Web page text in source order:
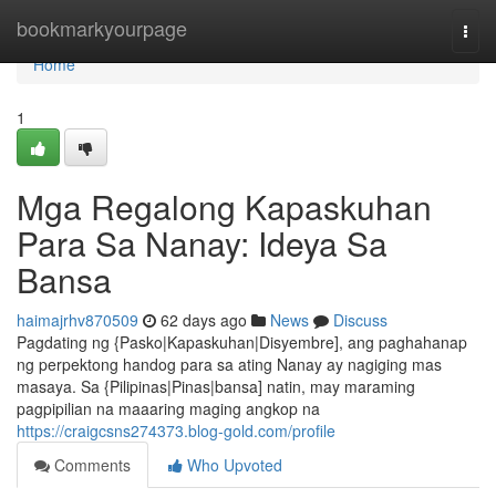
bookmarkyourpage
Home
Home
1
Mga Regalong Kapaskuhan
Para Sa Nanay: Ideya Sa
Bansa
haimajrhv870509 62 days ago News
Discuss
Pagdating ng {Pasko|Kapaskuhan|Disyembre], ang paghahanap
ng perpektong handog para sa ating Nanay ay nagiging mas
masaya. Sa {Pilipinas|Pinas|bansa] natin, may maraming
pagpipilian na maaaring maging angkop na
https://craigcsns274373.blog-gold.com/profile
Comments
Who Upvoted